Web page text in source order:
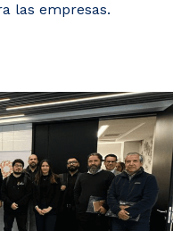
las empresas.